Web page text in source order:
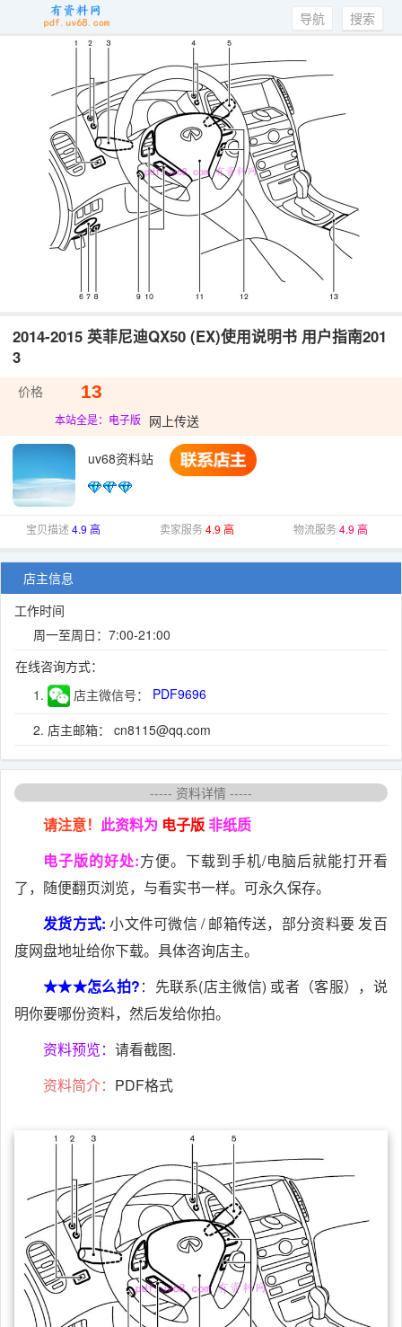
搜索
导航
2014-2015 英菲尼迪QX50 (EX)使用说明书 用户指南201
3
价格 13
本站全是：电子版 网上传送
uv68资料站
宝贝描述 4.9 高 卖家服务4.9 高 物流服务4.9 高
店主信息
工作时间
周一至周日：7:00-21:00
在线咨询方式：
1.
店主微信号：
PDF9696
2. 店主邮箱： cn8115@qq.com
----- 资料详情 -----
请注意！ 此资料为 电子版非纸质
电子版的好处:方便。下载到手机/电脑后就能打开看
了，随便翻页浏览，与看实书一样。可永久保存。
发货方式: 小文件可微信 / 邮箱传送，部分资料要 发百
度网盘地址给你下载。具体咨询店主。
★★★怎么拍?：先联系(店主微信) 或者（客服），说
明你要哪份资料，然后发给你拍。
资料预览： 请看截图.
资料简介： PDF格式